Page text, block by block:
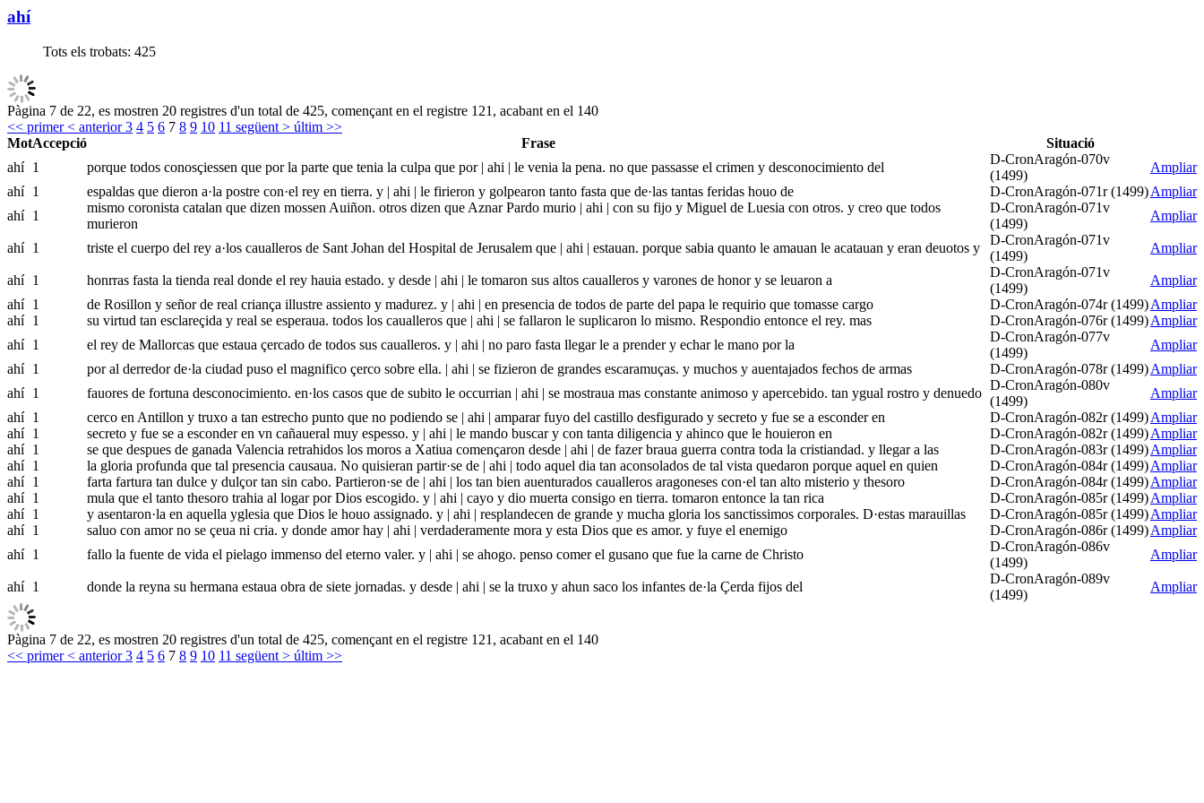
ahí
Tots els trobats: 425
Pàgina 7 de 22, es mostren 20 registres d'un total de 425, començant en el registre 121, acabant en el 140
<< primer< anterior3 4 5 6 7 8 9 10 11 següent > últim >>
MotAccepció Frase
Situació
ahí 1 porque todos conosçiessen que por la parte que tenia la culpa que por | ahi | le venia la pena. no que passasse el crimen y desconocimiento del
D-CronAragón-070v
(1499)
Ampliar
ahí 1 espaldas que dieron a·la postre con·el rey en tierra. y | ahi | le firieron y golpearon tanto fasta que de·las tantas feridas houo de D-CronAragón-071r (1499)Ampliar
ahí 1
mismo coronista catalan que dizen mossen Auiñon. otros dizen que Aznar Pardo murio | ahi | con su fijo y Miguel de Luesia con otros. y creo que todos
murieron
D-CronAragón-071v
(1499)
Ampliar
ahí 1 triste el cuerpo del rey a·los caualleros de Sant Johan del Hospital de Jerusalem que | ahi | estauan. porque sabia quanto le amauan le acatauan y eran deuotos y
D-CronAragón-071v
(1499)
Ampliar
ahí 1 honrras fasta la tienda real donde el rey hauia estado. y desde | ahi | le tomaron sus altos caualleros y varones de honor y se leuaron a
D-CronAragón-071v
(1499)
Ampliar
ahí 1 de Rosillon y señor de real criança illustre assiento y madurez. y | ahi | en presencia de todos de parte del papa le requirio que tomasse cargo D-CronAragón-074r (1499)Ampliar
ahí 1 su virtud tan esclareçida y real se esperaua. todos los caualleros que | ahi | se fallaron le suplicaron lo mismo. Respondio entonce el rey. mas D-CronAragón-076r (1499)Ampliar
ahí 1 el rey de Mallorcas que estaua çercado de todos sus caualleros. y | ahi | no paro fasta llegar le a prender y echar le mano por la
D-CronAragón-077v
(1499)
Ampliar
ahí 1 por al derredor de·la ciudad puso el magnifico çerco sobre ella. | ahi | se fizieron de grandes escaramuças. y muchos y auentajados fechos de armas D-CronAragón-078r (1499)Ampliar
ahí 1 fauores de fortuna desconocimiento. en·los casos que de subito le occurrian | ahi | se mostraua mas constante animoso y apercebido. tan ygual rostro y denuedo
D-CronAragón-080v
(1499)
Ampliar
ahí 1 cerco en Antillon y truxo a tan estrecho punto que no podiendo se | ahi | amparar fuyo del castillo desfigurado y secreto y fue se a esconder en D-CronAragón-082r (1499)Ampliar
ahí 1 secreto y fue se a esconder en vn cañaueral muy espesso. y | ahi | le mando buscar y con tanta diligencia y ahinco que le houieron en D-CronAragón-082r (1499)Ampliar
ahí 1 se que despues de ganada Valencia retrahidos los moros a Xatiua començaron desde | ahi | de fazer braua guerra contra toda la cristiandad. y llegar a las D-CronAragón-083r (1499)Ampliar
ahí 1 la gloria profunda que tal presencia causaua. No quisieran partir·se de | ahi | todo aquel dia tan aconsolados de tal vista quedaron porque aquel en quien D-CronAragón-084r (1499)Ampliar
ahí 1 farta fartura tan dulce y dulçor tan sin cabo. Partieron·se de | ahi | los tan bien auenturados caualleros aragoneses con·el tan alto misterio y thesoro D-CronAragón-084r (1499)Ampliar
ahí 1 mula que el tanto thesoro trahia al logar por Dios escogido. y | ahi | cayo y dio muerta consigo en tierra. tomaron entonce la tan rica D-CronAragón-085r (1499)Ampliar
ahí 1 y asentaron·la en aquella yglesia que Dios le houo assignado. y | ahi | resplandecen de grande y mucha gloria los sanctissimos corporales. D·estas marauillas D-CronAragón-085r (1499)Ampliar
ahí 1 saluo con amor no se çeua ni cria. y donde amor hay | ahi | verdaderamente mora y esta Dios que es amor. y fuye el enemigo D-CronAragón-086r (1499)Ampliar
ahí 1 fallo la fuente de vida el pielago immenso del eterno valer. y | ahi | se ahogo. penso comer el gusano que fue la carne de Christo
D-CronAragón-086v
(1499)
Ampliar
ahí 1 donde la reyna su hermana estaua obra de siete jornadas. y desde | ahi | se la truxo y ahun saco los infantes de·la Çerda fijos del
D-CronAragón-089v
(1499)
Ampliar
Pàgina 7 de 22, es mostren 20 registres d'un total de 425, començant en el registre 121, acabant en el 140
<< primer< anterior3 4 5 6 7 8 9 10 11 següent > últim >>